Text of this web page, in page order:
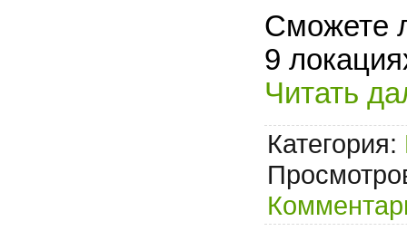
Сможете
9
Читать
Категория: